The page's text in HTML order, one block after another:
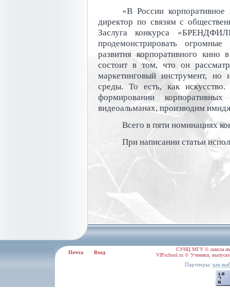
«В России
директор по связям с
Заслуга конкурса
продемонстрировать
развития корпоративного
состоит в том, что он
маркетинговый инструмент,
среды. То есть, как
формировании
видеоальманах, производим
Всего в пяти номинациях
При написании статьи
Почта Вход
СУНЦ МГУ © школа
VIPschool.ru © Ученики,
Партнеры: как